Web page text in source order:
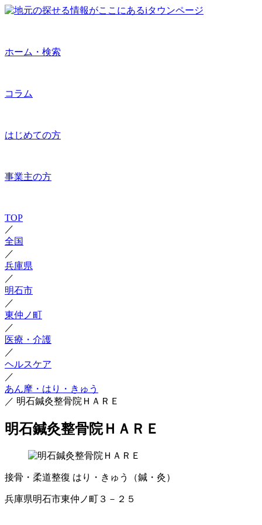
ホーム・検索
コラム
はじめての方
事業主の方
TOP
／
全国
／
兵庫県
／
明石市
／
東仲ノ町
／
医療・介護
／
ヘルスケア
／
あん摩・はり・きゅう
／ 明石鍼灸整骨院ＨＡＲＥ
明石鍼灸整骨院ＨＡＲＥ
接骨・柔道整復 はり・きゅう（鍼・灸）
兵庫県明石市東仲ノ町３－２５